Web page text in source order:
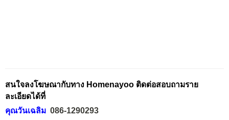
สนใจลงโฆษณากับทาง Homenayoo ติดต่อสอบถามราย
ละเอียดได้ที่
คุณวันเฉลิม 086-1290293